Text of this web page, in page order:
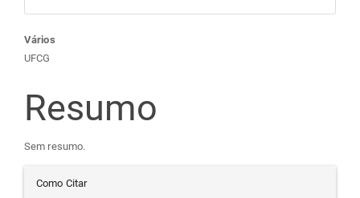
Conteúdo
do
artigo
principal
Vários
UFCG
Resumo
Sem resumo.
Detalhes
Como Citar